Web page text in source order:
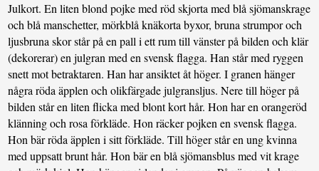
Julkort. En liten blond pojke med röd skjorta med blå sjömanskrage
och blå manschetter, mörkblå knäkorta byxor, bruna strumpor och
ljusbruna skor står på en pall i ett rum till vänster på bilden och klär
(dekorerar) en julgran med en svensk flagga. Han står med ryggen
snett mot betraktaren. Han har ansiktet åt höger. I granen hänger
några röda äpplen och olikfärgade julgransljus. Nere till höger på
bilden står en liten flicka med blont kort hår. Hon har en orangeröd
klänning och rosa förkläde. Hon räcker pojken en svensk flagga.
Hon bär röda äpplen i sitt förkläde. Till höger står en ung kvinna
med uppsatt brunt hår. Hon bär en blå sjömansblus med vit krage